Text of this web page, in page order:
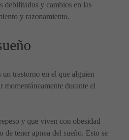
debilitados y cambios en las
y razonamiento.
un trastorno en el que alguien
momentáneamente durante el
y que viven con obesidad
de tener apnea del sueño. Esto se